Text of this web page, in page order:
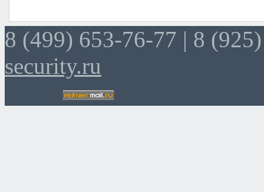
8 (499) 653-76-77 | 8
security.ru